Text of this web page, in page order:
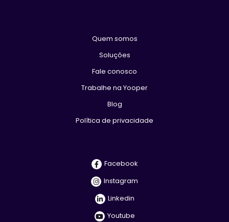
Quem somos
Soluções
Fale conosco
Trabalhe na Yooper
Blog
Política de privacidade
Facebook
Instagram
Linkedin
Youtube